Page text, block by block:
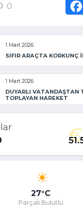
0
1 Mart 2026
SIFIR ARAÇTA KORKUNÇ
1 Mart 2026
DUYARLI VATANDAŞTAN
TOPLAYAN HAREKET
27 C
Parçalı Bulutlu